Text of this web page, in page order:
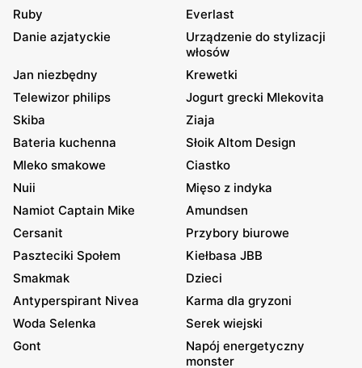
Ruby
Everlast
Danie azjatyckie
Urządzenie do stylizacji
włosów
Jan niezbędny
Krewetki
Telewizor philips
Jogurt grecki Mlekovita
Skiba
Ziaja
Bateria kuchenna
Słoik Altom Design
Mleko smakowe
Ciastko
Nuii
Mięso z indyka
Namiot Captain Mike
Amundsen
Cersanit
Przybory biurowe
Paszteciki Społem
Kiełbasa JBB
Smakmak
Dzieci
Antyperspirant Nivea
Karma dla gryzoni
Woda Selenka
Serek wiejski
Gont
Napój energetyczny
monster